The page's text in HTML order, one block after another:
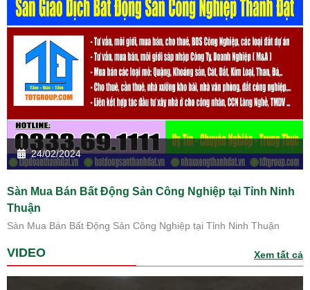
24/02/2024
Sàn Mua Bán Bất Động Sản Công Nghiệp tại Tỉnh Ninh
Thuận
Sàn Mua Bán Bất Động Sản Công Nghiệp tại Tỉnh Ninh Thuận
VIDEO Xem tất cả